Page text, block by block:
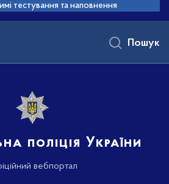
тестування та наповнення
поліція України
вебпортал
Пошук